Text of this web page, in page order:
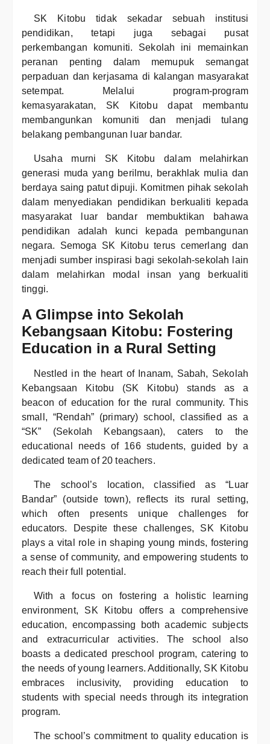
SK Kitobu tidak sekadar sebuah institusi
pendidikan, tetapi juga sebagai pusat
perkembangan komuniti. Sekolah ini memainkan
peranan penting dalam memupuk semangat
perpaduan dan kerjasama di kalangan masyarakat
setempat. Melalui program-program
kemasyarakatan, SK Kitobu dapat membantu
membangunkan komuniti dan menjadi tulang
belakang pembangunan luar bandar.
Usaha murni SK Kitobu dalam melahirkan
generasi muda yang berilmu, berakhlak mulia dan
berdaya saing patut dipuji. Komitmen pihak sekolah
dalam menyediakan pendidikan berkualiti kepada
masyarakat luar bandar membuktikan bahawa
pendidikan adalah kunci kepada pembangunan
negara. Semoga SK Kitobu terus cemerlang dan
menjadi sumber inspirasi bagi sekolah-sekolah lain
dalam melahirkan modal insan yang berkualiti
tinggi.
A Glimpse into Sekolah
Kebangsaan Kitobu: Fostering
Education in a Rural Setting
Nestled in the heart of Inanam, Sabah, Sekolah
Kebangsaan Kitobu (SK Kitobu) stands as a
beacon of education for the rural community. This
small, “Rendah” (primary) school, classified as a
“SK” (Sekolah Kebangsaan), caters to the
educational needs of 166 students, guided by a
dedicated team of 20 teachers.
The school’s location, classified as “Luar
Bandar” (outside town), reflects its rural setting,
which often presents unique challenges for
educators. Despite these challenges, SK Kitobu
plays a vital role in shaping young minds, fostering
a sense of community, and empowering students to
reach their full potential.
With a focus on fostering a holistic learning
environment, SK Kitobu offers a comprehensive
education, encompassing both academic subjects
and extracurricular activities. The school also
boasts a dedicated preschool program, catering to
the needs of young learners. Additionally, SK Kitobu
embraces inclusivity, providing education to
students with special needs through its integration
program.
The school’s commitment to quality education is